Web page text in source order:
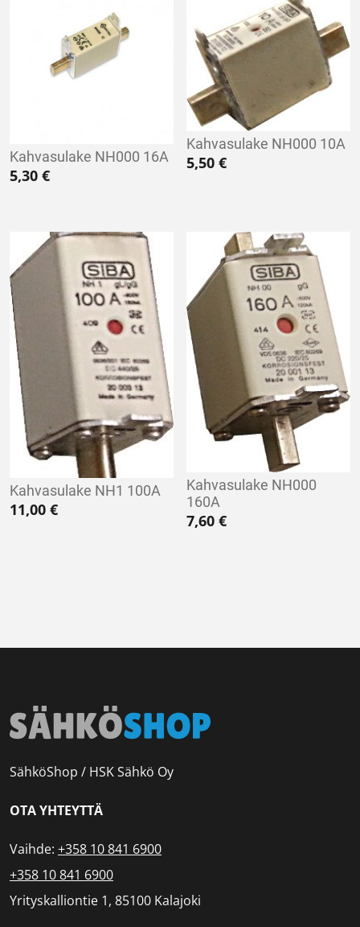
Kahvasulake NH000 16A
5,30 €
Kahvasulake NH000 10A
5,50€
Kahvasulake NH1 100A
11,00 €
Kahvasulake NH000
160A
7,60€
SähköShop / HSK Sähkö Oy
OTA YHTEYTTÄ
Vaihde: +358 10 841 6900
+358 10 841 6900
Yrityskalliontie 1, 85100 Kalajoki